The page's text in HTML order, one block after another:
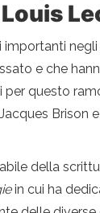
importanti negli
e che
per questo
Brison
della
in cui ha